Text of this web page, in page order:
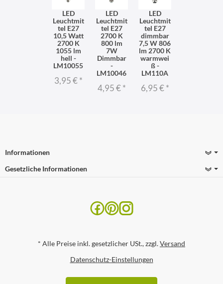
LED
Leuchtmit
tel E27
10,5 Watt
2700 K
1055 lm
hell -
LM10055
3,95 €*
LED
Leuchtmit
tel E27
2700 K
800 lm
7W
Dimmbar
-
LM10046
4,95 €*
LED
Leuchtmit
tel E27
dimmbar
7,5 W 806
lm 2700 K
warmwei
ß -
LM110A
6,95 €*
Informationen
Gesetzliche Informationen
* Alle Preise inkl. gesetzlicher USt., zzgl.Versand
Datenschutz-Einstellungen